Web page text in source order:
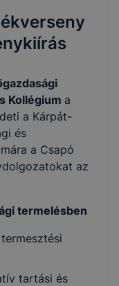
Kollégium a
a Kárpát-
és
a Csapó
az
termelésben
tartási és